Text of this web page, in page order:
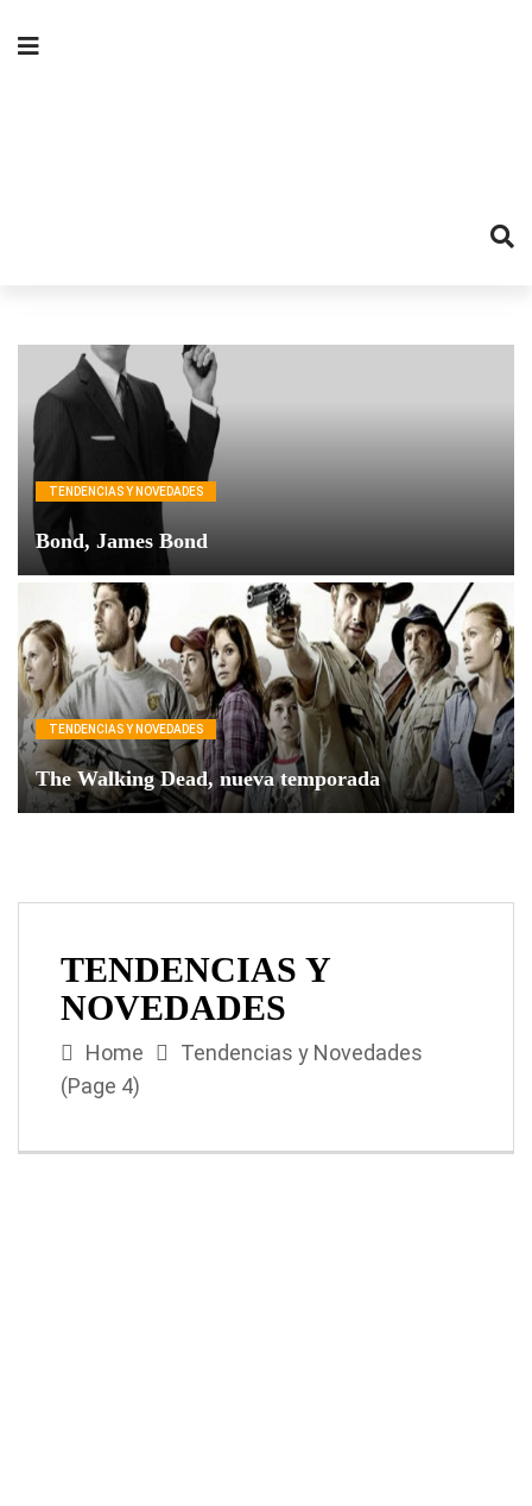
TENDENCIAS Y NOVEDADES
Bond, James Bond
TENDENCIAS Y NOVEDADES
The Walking Dead, nueva temporada
TENDENCIAS Y
NOVEDADES
Home
Tendencias y Novedades
(Page 4)